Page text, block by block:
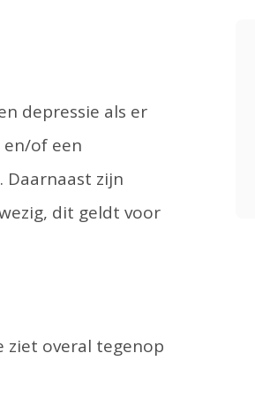
depressie als er
en/of een
Daarnaast zijn
dit geldt voor
ziet overal tegenop